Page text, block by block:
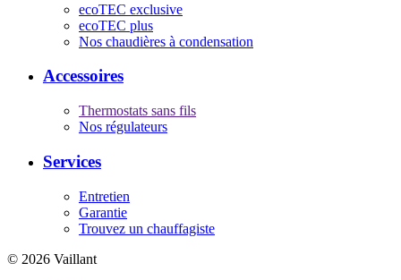
ecoTEC exclusive
ecoTEC plus
Nos chaudières à condensation
Accessoires
Thermostats sans fils
Nos régulateurs
Services
Entretien
Garantie
Trouvez un chauffagiste
© 2026 Vaillant